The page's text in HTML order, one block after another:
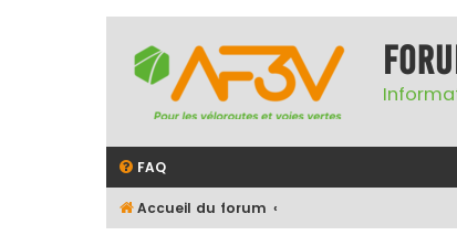
FAQ
Accueil du forum